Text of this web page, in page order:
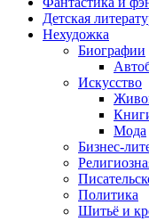
Детская
Нехудожка
Биографии
Искусство
Мода
Бизнес-
Политика
Шитьё и